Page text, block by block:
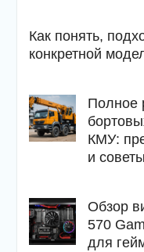
Как понять,
конкретной
Полное
КМУ:
и советы
Обзор
570
для